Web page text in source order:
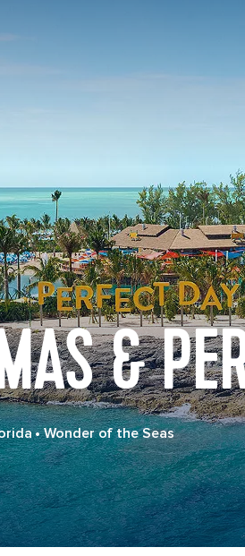
&
•Wonder of the Seas